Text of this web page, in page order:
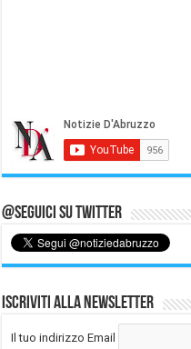
@Seguici su Twitter
Iscriviti alla Newsletter
Il tuo indirizzo Email